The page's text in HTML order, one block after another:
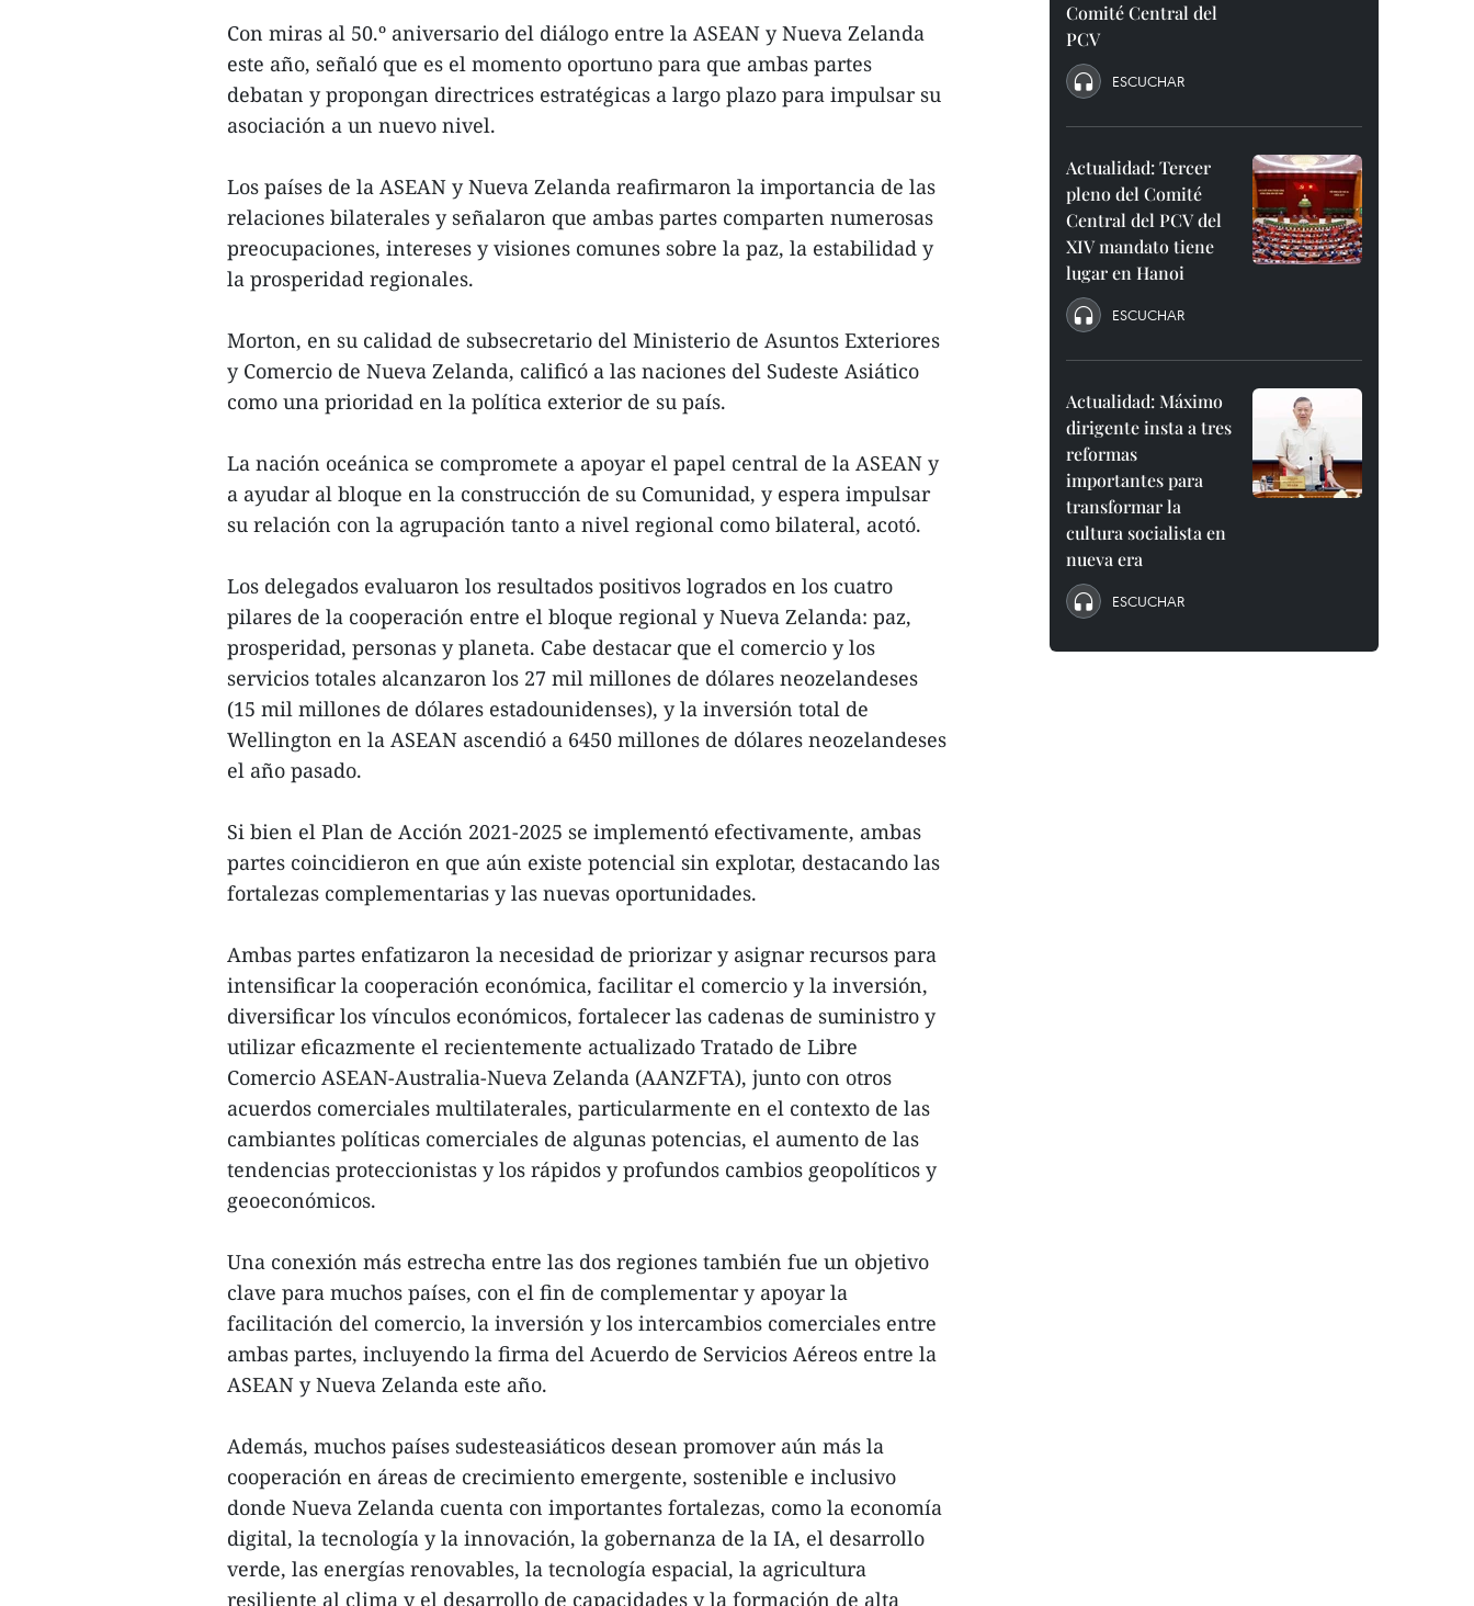
Con miras al 50.º aniversario del diálogo entre la ASEAN y Nueva Zelanda
este año, señaló que es el momento oportuno para que ambas partes
debatan y propongan directrices estratégicas a largo plazo para impulsar su
asociación a un nuevo nivel.
Los países de la ASEAN y Nueva Zelanda reafirmaron la importancia de las
relaciones bilaterales y señalaron que ambas partes comparten numerosas
preocupaciones, intereses y visiones comunes sobre la paz, la estabilidad y
la prosperidad regionales.
Morton, en su calidad de subsecretario del Ministerio de Asuntos Exteriores
y Comercio de Nueva Zelanda, calificó a las naciones del Sudeste Asiático
como una prioridad en la política exterior de su país.
La nación oceánica se compromete a apoyar el papel central de la ASEAN y
a ayudar al bloque en la construcción de su Comunidad, y espera impulsar
su relación con la agrupación tanto a nivel regional como bilateral, acotó.
Los delegados evaluaron los resultados positivos logrados en los cuatro
pilares de la cooperación entre el bloque regional y Nueva Zelanda: paz,
prosperidad, personas y planeta. Cabe destacar que el comercio y los
servicios totales alcanzaron los 27 mil millones de dólares neozelandeses
(15 mil millones de dólares estadounidenses), y la inversión total de
Wellington en la ASEAN ascendió a 6450 millones de dólares neozelandeses
el año pasado.
Si bien el Plan de Acción 2021-2025 se implementó efectivamente, ambas
partes coincidieron en que aún existe potencial sin explotar, destacando las
fortalezas complementarias y las nuevas oportunidades.
Ambas partes enfatizaron la necesidad de priorizar y asignar recursos para
intensificar la cooperación económica, facilitar el comercio y la inversión,
diversificar los vínculos económicos, fortalecer las cadenas de suministro y
utilizar eficazmente el recientemente actualizado Tratado de Libre
Comercio ASEAN-Australia-Nueva Zelanda (AANZFTA), junto con otros
acuerdos comerciales multilaterales, particularmente en el contexto de las
cambiantes políticas comerciales de algunas potencias, el aumento de las
tendencias proteccionistas y los rápidos y profundos cambios geopolíticos y
geoeconómicos.
Una conexión más estrecha entre las dos regiones también fue un objetivo
clave para muchos países, con el fin de complementar y apoyar la
facilitación del comercio, la inversión y los intercambios comerciales entre
ambas partes, incluyendo la firma del Acuerdo de Servicios Aéreos entre la
ASEAN y Nueva Zelanda este año.
Además, muchos países sudesteasiáticos desean promover aún más la
cooperación en áreas de crecimiento emergente, sostenible e inclusivo
donde Nueva Zelanda cuenta con importantes fortalezas, como la economía
digital, la tecnología y la innovación, la gobernanza de la IA, el desarrollo
verde, las energías renovables, la tecnología espacial, la agricultura
resiliente al clima y el desarrollo de capacidades y la formación de alta
Comité Central del
PCV
ESCUCHAR
Actualidad: Tercer
pleno del Comité
Central del PCV del
XIV mandato tiene
lugar en Hanoi
ESCUCHAR
Actualidad: Máximo
dirigente insta a tres
reformas
importantes para
transformar la
cultura socialista en
nueva era
ESCUCHAR